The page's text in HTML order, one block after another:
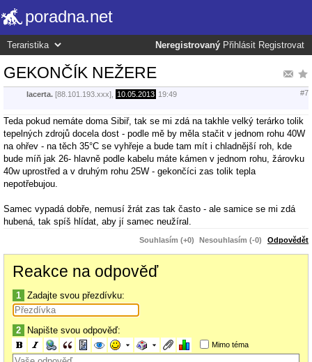
poradna.net
Neregistrovaný Přihlásit Registrovat
GEKONČÍK NEŽERE
lacerta. [88.101.193.xxx], 10.05.2013 19:49 #7
Teda pokud nemáte doma Sibiř, tak se mi zdá na takhle velký terárko tolik
tepelných zdrojů docela dost - podle mě by měla stačit v jednom rohu 40W
na ohřev - na těch 35°C se vyhřeje a bude tam mít i chladnější roh, kde
bude míň jak 26- hlavně podle kabelu máte kámen v jednom rohu, žárovku
40w uprostřed a v druhým rohu 25W - gekončíci zas tolik tepla
nepotřebujou.
Samec vypadá dobře, nemusí žrát zas tak často - ale samice se mi zdá
hubená, tak spíš hlídat, aby jí samec neužíral.
Souhlasím (+0) Nesouhlasím (-0) Odpovědět
Reakce na odpověď
1 Zadajte svou přezdívku:
2 Napište svou odpověď:
Mimo téma